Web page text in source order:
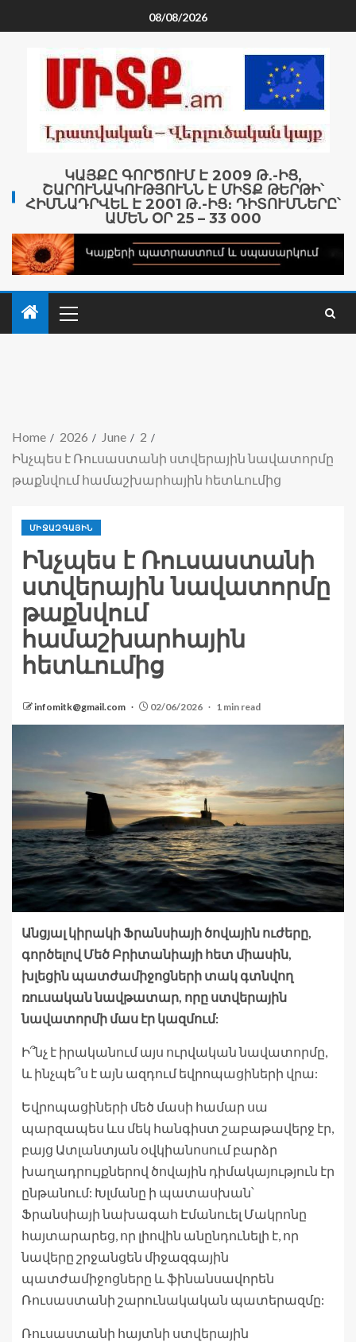
08/08/2026
ԿԱՅՔԸ ԳՈՐԾՈՒՄ Է 2009 Թ․-ԻՑ,
ՇԱՐՈՒՆԱԿՈՒԹՅՈՒՆՆ Է ՄԻՏՔ ԹԵՐԹԻ՝
ՀԻՄՆԱԴՐՎԵԼ Է 2001 Թ․-ԻՑ։ ԴԻՏՈՒՄՆԵՐԸ՝
ԱՄԵՆ ՕՐ 25 – 33 000
Home 2026 June
2
Ինչպես է Ռուսաստանի ստվերային նավատորմը
թաքնվում համաշխարհային հետևումից
ՄԻՋԱԶԳԱՅԻՆ
Ինչպես է Ռուսաստանի
ստվերային նավատորմը
թաքնվում
համաշխարհային
հետևումից
infomitk@gmail.com 02/06/2026 1 min read
Անցյալ կիրակի Ֆրանսիայի ծովային ուժերը,
գործելով Մեծ Բրիտանիայի հետ միասին,
խլեցին պատժամիջոցների տակ գտնվող
ռուսական նավթատար, որը ստվերային
նավատորմի մաս էր կազմում:
Ի՞նչ է իրականում այս ուրվական նավատորմը,
և ինչպե՞ս է այն ազդում եվրոպացիների վրա:
Եվրոպացիների մեծ մասի համար սա
պարզապես ևս մեկ հանգիստ շաբաթավերջ էր,
բայց Ատլանտյան օվկիանոսում բարձր
խաղադրույքներով ծովային դիմակայություն էր
ընթանում: Խլմանը ի պատասխան՝
Ֆրանսիայի նախագահ Էմանուել Մակրոնը
հայտարարեց, որ լիովին անընդունելի է, որ
նավերը շրջանցեն միջազգային
պատժամիջոցները և ֆինանսավորեն
Ռուսաստանի շարունակական պատերազմը:
Ռուսաստանի հայտնի ստվերային